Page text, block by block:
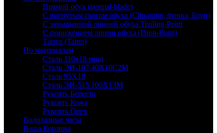
Прямой обух (normal-blade)
С вогнутым скосом обуха (Clip-point, финка, Боуи)
С завышенной линией обуха Trailing-Point
С понижением линии обуха (Drop-Point)
Танто (Tanto)
По материалам
Сталь 110х18 мшд
Сталь ЭИ-107 40Х10С2М
Сталь 95Х18
Сталь ЭИ-515 100Х13М
Рукоять Береста
Рукоять Кожа
Рукоять Орех
Водолазные часы
Ваша Корзина